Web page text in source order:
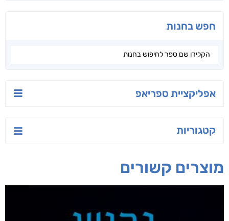
חפש בחנות
אפליקציית ספריאפ
קטגוריות
מוצרים קשורים